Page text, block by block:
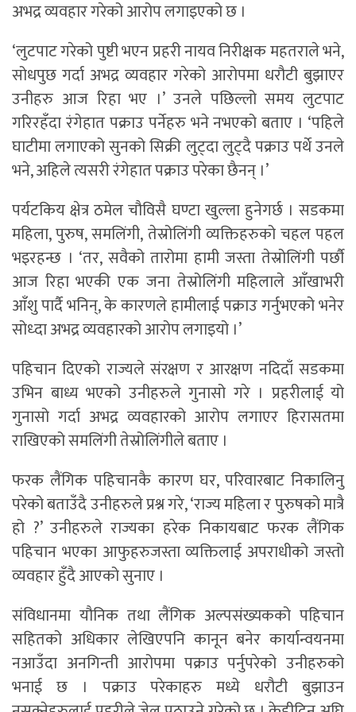
अभद्र व्यवहार गरेको आरोप लगाइएको छ ।
‘लुटपाट गरेको पुष्टी भएन प्रहरी नायव निरीक्षक महतराले भने,
सोधपुछ गर्दा अभद्र व्यवहार गरेको आरोपमा धरौटी बुझाएर
उनीहरु आज रिहा भए ।’ उनले पछिल्लो समय लुटपाट
गरिरहँदा रंगेहात पक्राउ पर्नेहरु भने नभएको बताए । ‘पहिले
घाटीमा लगाएको सुनको सिक्री लुट्दा लुट्दै पक्राउ पर्थे उनले
भने, अहिले त्यसरी रंगेहात पक्राउ परेका छैनन् ।’
पर्यटकिय क्षेत्र ठमेल चौविसै घण्टा खुल्ला हुनेगर्छ । सडकमा
महिला, पुरुष, समलिंगी, तेस्रोलिंगी व्यक्तिहरुको चहल पहल
भइरहन्छ । ‘तर, सवैको तारोमा हामी जस्ता तेस्रोलिंगी पर्छौ
आज रिहा भएकी एक जना तेस्रोलिंगी महिलाले आँखाभरी
आँशु पार्दै भनिन्, के कारणले हामीलाई पक्राउ गर्नुभएको भनेर
सोध्दा अभद्र व्यवहारको आरोप लगाइयो ।’
पहिचान दिएको राज्यले संरक्षण र आरक्षण नदिदाँ सडकमा
उभिन बाध्य भएको उनीहरुले गुनासो गरे । प्रहरीलाई यो
गुनासो गर्दा अभद्र व्यवहारको आरोप लगाएर हिरासतमा
राखिएको समलिंगी तेस्रोलिंगीले बताए ।
फरक लैंगिक पहिचानकै कारण घर, परिवारबाट निकालिनु
परेको बताउँदै उनीहरुले प्रश्न गरे, ‘राज्य महिला र पुरुषको मात्रै
हो ?’ उनीहरुले राज्यका हरेक निकायबाट फरक लैंगिक
पहिचान भएका आफुहरुजस्ता व्यक्तिलाई अपराधीको जस्तो
व्यवहार हुँदै आएको सुनाए ।
संविधानमा यौनिक तथा लैंगिक अल्पसंख्यकको पहिचान
सहितको अधिकार लेखिएपनि कानून बनेर कार्यान्वयनमा
नआउँदा अनगिन्ती आरोपमा पक्राउ पर्नुपरेको उनीहरुको
भनाई छ । पक्राउ परेकाहरु मध्ये धरौटी बुझाउन